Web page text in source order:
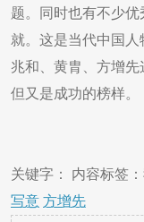
题。同时也有不少
就。这是当代中国
兆和、黄胄、方增
但又是成功的榜样。
关键字： 内容标签
写意 方增先